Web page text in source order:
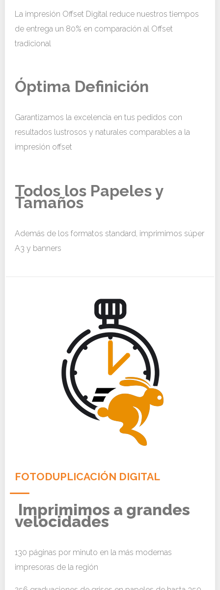
La impresión Offset Digital reduce nuestros tiempos
de entrega un 80% en comparación al Offset
tradicional
Óptima Definición
Garantizamos la excelencia en tus pedidos con
resultados lustrosos y naturales comparables a la
impresión offset
Todos los Papeles y
Tamaños
Además de los formatos standard, imprimimos súper
A3 y banners
FOTODUPLICACIÓN DIGITAL
Imprimimos a grandes
velocidades
130 páginas por minuto en la más modernas
impresoras de la región